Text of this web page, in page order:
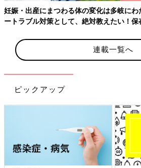
妊娠・出産にまつわる体の変化は多岐に
ートラブル対策として、絶対教えたい！
連載一覧へ
ピックアップ